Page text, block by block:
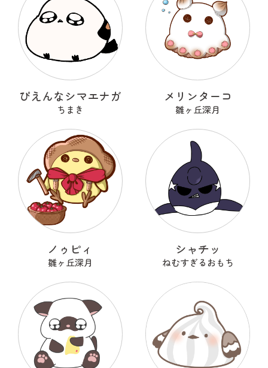
ぴえんなシマエナガ
ちまき
メリンターコ
雛ヶ丘深月
ノゥピィ
雛ヶ丘深月
シャチッ
ねむすぎるおもち